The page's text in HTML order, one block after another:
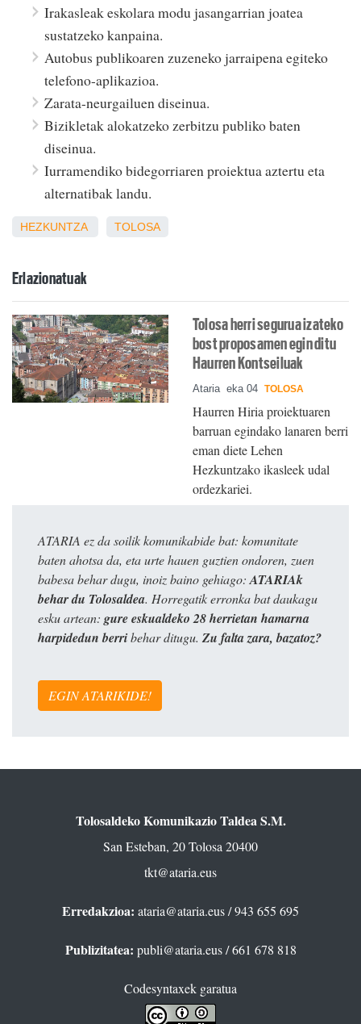
Irakasleak eskolara modu jasangarrian joatea
sustatzeko kanpaina.
Autobus publikoaren zuzeneko jarraipena egiteko
telefono-aplikazioa.
Zarata-neurgailuen diseinua.
Bizikletak alokatzeko zerbitzu publiko baten
diseinua.
Iurramendiko bidegorriaren proiektua aztertu eta
alternatibak landu.
HEZKUNTZA TOLOSA
Erlazionatuak
Tolosa herri segurua izateko
bost proposamen egin ditu
Haurren Kontseiluak
Ataria eka 04 TOLOSA
Haurren Hiria proiektuaren
barruan egindako lanaren berri
eman diete Lehen
Hezkuntzako ikasleek udal
ordezkariei.
ATARIA ez da soilik komunikabide bat: komunitate
baten ahotsa da, eta urte hauen guztien ondoren, zuen
babesa behar dugu, inoiz baino gehiago: ATARIAk
behar du Tolosaldea. Horregatik erronka bat daukagu
esku artean: gure eskualdeko 28 herrietan hamarna
harpidedun berribehar ditugu. Zu falta zara, bazatoz?
EGIN ATARIKIDE!
Tolosaldeko Komunikazio Taldea S.M.
San Esteban, 20 Tolosa 20400
tkt@ataria.eus
Erredakzioa: ataria@ataria.eus/ 943 655 695
Publizitatea: publi@ataria.eus/ 661 678 818
Codesyntaxek garatua